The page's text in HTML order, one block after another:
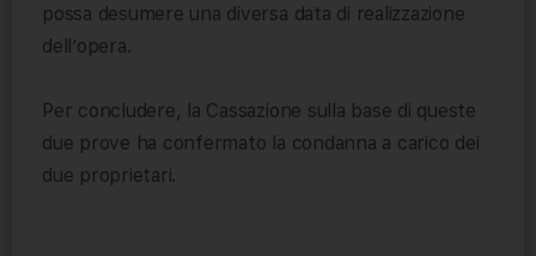
possa desumere una diversa data di realizzazione
dell’opera.
Per concludere, la Cassazione sulla base di queste
due prove ha confermato la condanna a carico dei
due proprietari.